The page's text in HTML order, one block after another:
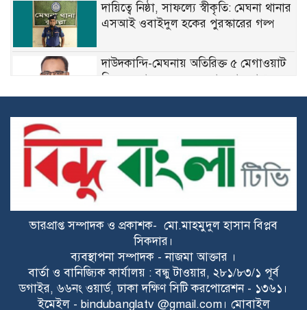
দায়িত্বে নিষ্ঠা, সাফল্যে স্বীকৃতি: মেঘনা থানার
এসআই ওবাইদুল হকের পুরস্কারের গল্প
দাউদকান্দি-মেঘনায় অতিরিক্ত ৫ মেগাওয়াট
বিদ্যুৎ বরাদ্দ করেছেন ড. খন্দকার মারুফ
রাইপাড়ার জনপ্রিয় সাবেক মেম্বার ফিরোজ
জয়পুরহাটে ১১ দলের জোটের বিক্ষোভ
মিছিল, ডিসির কাছে স্মারকলিপি প্রদান
মেঘনায় বিশ্ব মাতৃদুগ্ধ সপ্তাহ উপলক্ষে
সচেতনতামূলক কর্মসূচি
গ্যাসের ভোগান্তি কমার আশা, আংশিক সচল
মহেশখালীর এলএনজি টার্মিনাল
ভারপ্রাপ্ত সম্পাদক ও প্রকাশক- মো.মাহমুদুল হাসান বিপ্লব
সিকদার।
ব্যবস্থাপনা সম্পাদক - নাজমা আক্তার ।
বার্তা ও বানিজ্যিক কার্যালয় : বন্ধু টাওয়ার, ২৮১/৮৩/১ পূর্ব
ডগাইর, ৬৬নং ওয়ার্ড, ঢাকা দক্ষিণ সিটি করপোরেশন - ১৩৬১।
ইমেইল - bindubanglatv @gmail.com। মোবাইল